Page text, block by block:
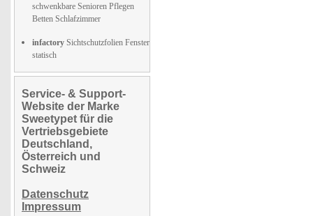
schwenkbare Senioren Pflegen
Betten Schlafzimmer
infactory Sichtschutzfolien Fenster
statisch
Service- & Support-
Website der Marke
Sweetypet für die
Vertriebsgebiete
Deutschland,
Österreich und
Schweiz
Datenschutz
Impressum